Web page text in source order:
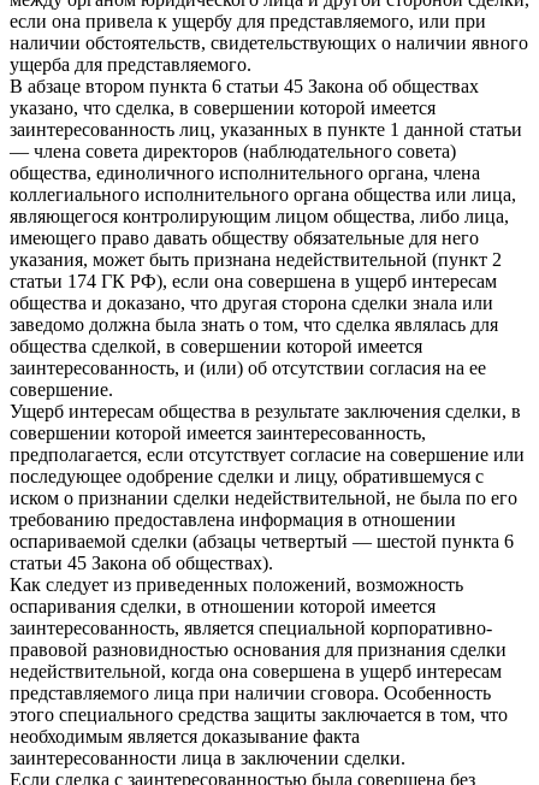
если она привела к ущербу для представляемого, или при
наличии обстоятельств, свидетельствующих о наличии явного
ущерба для представляемого.
В абзаце втором пункта 6 статьи 45 Закона об обществах
указано, что сделка, в совершении которой имеется
заинтересованность лиц, указанных в пункте 1 данной статьи
— члена совета директоров (наблюдательного совета)
общества, единоличного исполнительного органа, члена
коллегиального исполнительного органа общества или лица,
являющегося контролирующим лицом общества, либо лица,
имеющего право давать обществу обязательные для него
указания, может быть признана недействительной (пункт 2
статьи 174 ГК РФ), если она совершена в ущерб интересам
общества и доказано, что другая сторона сделки знала или
заведомо должна была знать о том, что сделка являлась для
общества сделкой, в совершении которой имеется
заинтересованность, и (или) об отсутствии согласия на ее
совершение.
Ущерб интересам общества в результате заключения сделки, в
совершении которой имеется заинтересованность,
предполагается, если отсутствует согласие на совершение или
последующее одобрение сделки и лицу, обратившемуся с
иском о признании сделки недействительной, не была по его
требованию предоставлена информация в отношении
оспариваемой сделки (абзацы четвертый — шестой пункта 6
статьи 45 Закона об обществах).
Как следует из приведенных положений, возможность
оспаривания сделки, в отношении которой имеется
заинтересованность, является специальной корпоративно-
правовой разновидностью основания для признания сделки
недействительной, когда она совершена в ущерб интересам
представляемого лица при наличии сговора. Особенность
этого специального средства защиты заключается в том, что
необходимым является доказывание факта
заинтересованности лица в заключении сделки.
Если сделка с заинтересованностью была совершена без